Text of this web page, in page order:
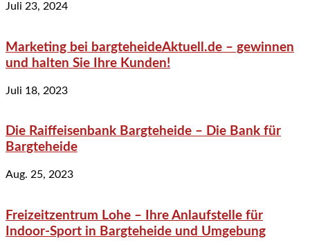
Juli 23, 2024
Marketing bei bargteheideAktuell.de – gewinnen
und halten Sie Ihre Kunden!
Juli 18, 2023
Die Raiffeisenbank Bargteheide – Die Bank für
Bargteheide
Aug. 25, 2023
Freizeitzentrum Lohe – Ihre Anlaufstelle für
Indoor-Sport in Bargteheide und Umgebung